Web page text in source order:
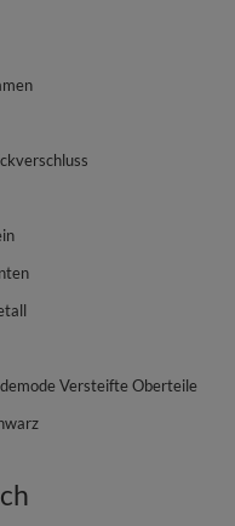
Versteifte Oberteile